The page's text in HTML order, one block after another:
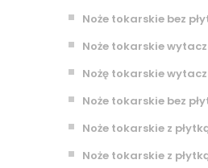
Noże tokarskie bez
Noże tokarskie
Nożę tokarskie
Noże tokarskie bez
Noże tokarskie z
Noże tokarskie z